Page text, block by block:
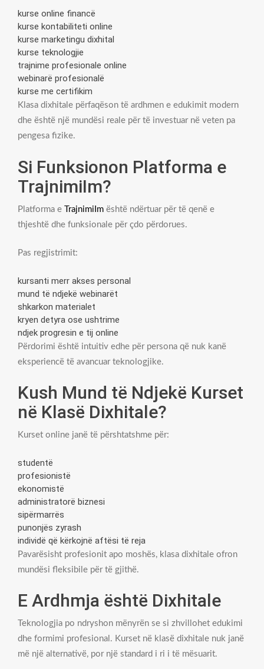
kurse online financë
kurse kontabiliteti online
kurse marketingu dixhital
kurse teknologjie
trajnime profesionale online
webinarë profesionalë
kurse me certifikim
Klasa dixhitale përfaqëson të ardhmen e edukimit modern
dhe është një mundësi reale për të investuar në veten pa
pengesa fizike.
Si Funksionon Platforma e
TrajnimiIm?
Platforma e TrajnimiIm është ndërtuar për të qenë e
thjeshtë dhe funksionale për çdo përdorues.
Pas regjistrimit:
kursanti merr akses personal
mund të ndjekë webinarët
shkarkon materialet
kryen detyra ose ushtrime
ndjek progresin e tij online
Përdorimi është intuitiv edhe për persona që nuk kanë
eksperiencë të avancuar teknologjike.
Kush Mund të Ndjekë Kurset
në Klasë Dixhitale?
Kurset online janë të përshtatshme për:
studentë
profesionistë
ekonomistë
administratorë biznesi
sipërmarrës
punonjës zyrash
individë që kërkojnë aftësi të reja
Pavarësisht profesionit apo moshës, klasa dixhitale ofron
mundësi fleksibile për të gjithë.
E Ardhmja është Dixhitale
Teknologjia po ndryshon mënyrën se si zhvillohet edukimi
dhe formimi profesional. Kurset në klasë dixhitale nuk janë
më një alternativë, por një standard i ri i të mësuarit.